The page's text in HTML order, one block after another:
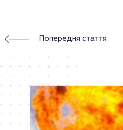
Попередня стаття